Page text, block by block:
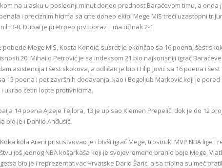
na ulasku u poslednji minut doneo prednost Baraćevom timu, a onda
i preciznim hicima sa crte doneo ekipi Mege MIS treći uzastopni
3-0. Dubai je pretrpeo prvi poraz i ima učinak 2-1.
pobede Mege MIS, Kosta Kondić, susret je okončao sa 16 poena, šest
20. Mihailo Petrović je sa indeksom 21 bio najkorisniji igrač
asistencija i šest skokova, a odličan je bio i Filip Jović sa 16 poena i
15 poena i pet završnih dodavanja, kao i Bogoljub Marković koji je
ukrao četiri lopte protivnicima.
14 poena Ajzeje Tejlora, 13 je upisao Klemen Prepelič, dok je do 12
bio je i Danilo Anđušić.
kola Areni prisustvovao je i bivši igrač Mege, trostruki MVP NBA lige i
još jednog NBA košarkaša koji je svojevremeno branio boje Mege,
bio je i reprezentativac Hrvatske Dario Šarić, a sa tribina su meč